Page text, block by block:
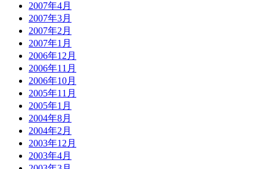
2007年4月
2007年3月
2007年2月
2007年1月
2006年12月
2006年11月
2006年10月
2005年11月
2005年1月
2004年8月
2004年2月
2003年12月
2003年4月